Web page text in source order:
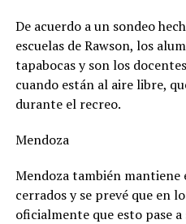
De acuerdo a un sondeo
escuelas de Rawson, los
tapabocas y son los
cuando están al aire libre,
durante el recreo.
Mendoza
Mendoza también mantiene
cerrados y se prevé que en
oficialmente que esto pase